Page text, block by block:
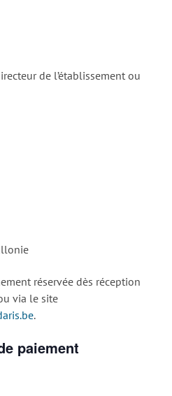
de l’établissement ou
réservée dès réception
via le site
.
paiement